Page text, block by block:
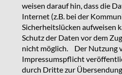
weisen darauf hin, dass die
Internet (z.B. bei der
Sicherheitslücken aufweisen
Schutz der Daten vor dem
nicht möglich. Der Nutzung
Impressumspflicht
durch Dritte zur